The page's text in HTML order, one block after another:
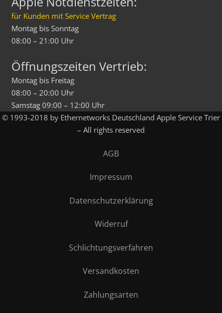
für Kunden mit Service Vertrag
Montag bis Sonntag
08:00 – 21:00 Uhr
Öffnungszeiten Vertrieb:
Montag bis Freitag
08:00 – 20:00 Uhr
Samstag 09:00 – 12:00 Uhr
© 1993-2018 by Ethernetworks Deutschland Apple Service Trier
– All rights reserved
AGB
Impressum
Datenschutzerklärung
Widerruf
Schlichtungsverfahren
Versandkosten
Zahlungsarten